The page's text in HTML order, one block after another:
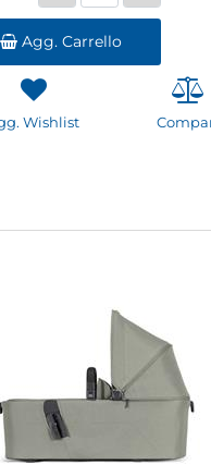
Agg. Carrello
Wishlist